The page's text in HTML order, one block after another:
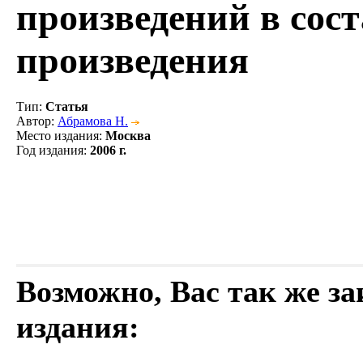
произведений в
произведения
Тип: Статья
Автор: Абрамова Н.
Место издания: Москва
Год издания: 2006 г.
Возможно, Вас так же
издания: